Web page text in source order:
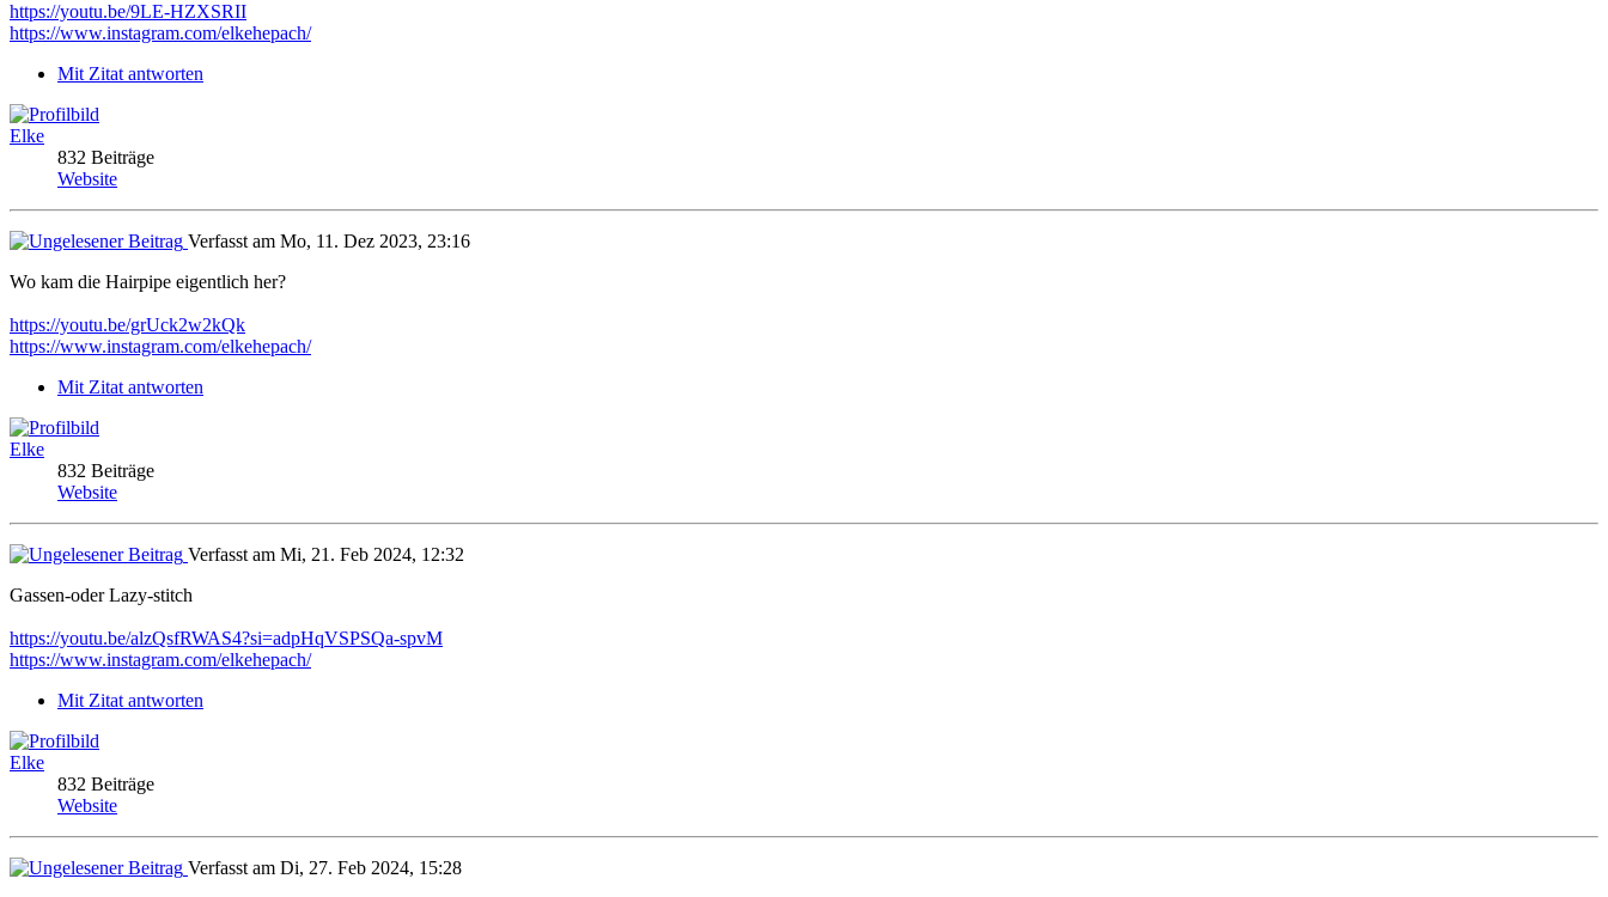
https://youtu.be/9LE-HZXSRII
https://www.instagram.com/elkehepach/
Mit Zitat antworten
Elke
832 Beiträge
Website
Verfasst am Mo, 11. Dez 2023, 23:16
Wo kam die Hairpipe eigentlich her?
https://youtu.be/grUck2w2kQk
https://www.instagram.com/elkehepach/
Mit Zitat antworten
Elke
832 Beiträge
Website
Verfasst am Mi, 21. Feb 2024, 12:32
Gassen-oder Lazy-stitch
https://youtu.be/alzQsfRWAS4?si=adpHqVSPSQa-spvM
https://www.instagram.com/elkehepach/
Mit Zitat antworten
Elke
832 Beiträge
Website
Verfasst am Di, 27. Feb 2024, 15:28